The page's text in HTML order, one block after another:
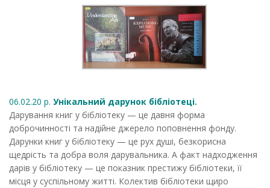
06.02.20 р. Унікальний дарунок бібліотеці.
Дарування книг у бібліотеку — це давня форма
доброчинності та надійне джерело поповнення фонду.
Дарунки книг у бібліотеку — це рух душі, безкорисна
щедрість та добра воля дарувальника. А факт надходження
дарів у бібліотеку — це показник престижу бібліотеки, її
місця у суспільному житті. Колектив бібліотеки щиро